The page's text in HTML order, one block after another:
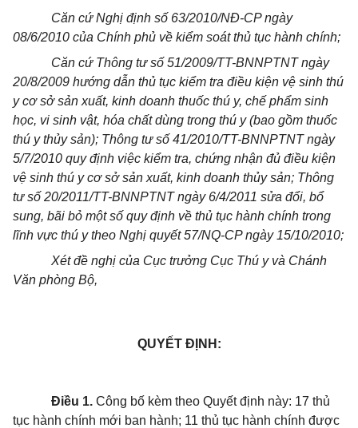
Căn cứ Nghị định số 63/2010/NĐ-CP ngày
08/6/2010 của Chính phủ về kiểm soát thủ tục hành chính;
Căn cứ Thông tư số 51/2009/TT-BNNPTNT ngày
20/8/2009 hướng dẫn thủ tục kiểm tra điều kiện vệ sinh thú
y cơ sở sản xuất, kinh doanh thuốc thú y, chế phẩm sinh
học, vi sinh vật, hóa chất dùng trong thú y (bao gồm thuốc
thú y thủy sản); Thông tư số 41/2010/TT-BNNPTNT ngày
5/7/2010 quy định việc kiểm tra, chứng nhận đủ điều kiện
vệ sinh thú y cơ sở sản xuất, kinh doanh thủy sản; Thông
tư số 20/2011/TT-BNNPTNT ngày 6/4/2011 sửa đổi, bổ
sung, bãi bỏ một số quy định về thủ tục hành chính trong
lĩnh vực thú y theo Nghị quyết 57/NQ-CP ngày 15/10/2010;
Xét đề nghị của Cục trưởng Cục Thú y và Chánh
Văn phòng Bộ,
QUYẾT ĐỊNH:
Điều 1. Công bố kèm theo Quyết định này: 17 thủ
tục hành chính mới ban hành; 11 thủ tục hành chính được